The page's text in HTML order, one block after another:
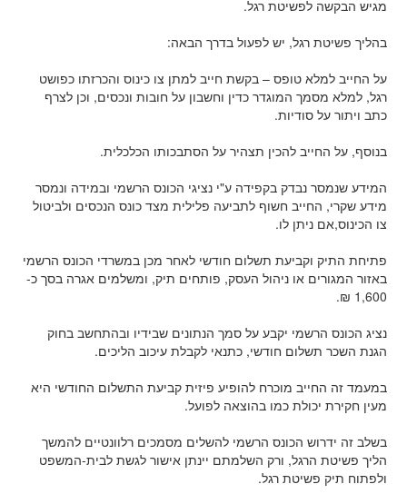
מגיש הבקשה לפשיטת רגל.
בהליך פשיטת רגל, יש לפעול בדרך הבאה:
על החייב למלא טופס – בקשת חייב למתן צו כינוס והכרזתו כפושט
רגל, למלא מסמך המוגדר כדין וחשבון על חובות ונכסים, וכן לצרף
כתב ויתור על סודיות.
בנוסף, על החייב להכין תצהיר על הסתבכותו הכלכלית.
המידע שנמסר נבדק בקפידה ע"י נציגי הכונס הרשמי ובמידה ונמסר
מידע שקרי, החייב חשוף לתביעה פלילית מצד כונס הנכסים ולביטול
צו הכינוס,אם ניתן לו.
פתיחת התיק וקביעת תשלום חודשי לאחר מכן במשרדי הכונס הרשמי
באזור המגורים או ניהול העסק, פותחים תיק, ומשלמים אגרה בסך כ-
1,600 ₪.
נציג הכונס הרשמי יקבע על סמך הנתונים שבידיו ובהתחשב בחוק
הגנת השכר תשלום חודשי, כתנאי לקבלת עיכוב הליכים.
במעמד זה החייב מוכרח להופיע פיזית קביעת התשלום החודשי היא
מעין חקירת יכולת כמו בהוצאה לפועל.
בשלב זה ידרוש הכונס הרשמי להשלים מסמכים רלוונטיים להמשך
הליך פשיטת הרגל, ורק השלמתם יינתן אישור לגשת לבית-המשפט
ולפתוח תיק פשיטת רגל.